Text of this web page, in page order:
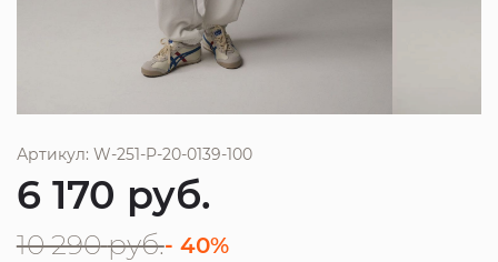
Артикул: W-251-P-20-0139-100
6 170 руб.
10 290 руб.- 40%